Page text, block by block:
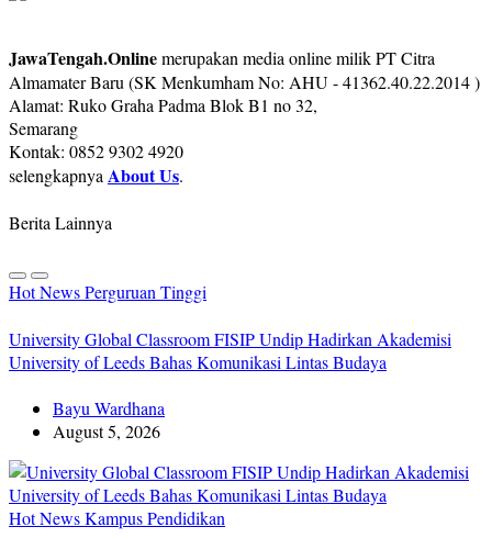
JawaTengah.Onlinemerupakan media online milik PT Citra
Almamater Baru (SK Menkumham No: AHU - 41362.40.22.2014 )
Alamat: Ruko Graha Padma Blok B1 no 32,
Semarang
Kontak: 0852 9302 4920
selengkapnya About Us.
Berita Lainnya
Hot NewsPerguruan Tinggi
University Global Classroom FISIP Undip Hadirkan Akademisi
University of Leeds Bahas Komunikasi Lintas Budaya
Bayu Wardhana
August 5, 2026
Hot NewsKampusPendidikan